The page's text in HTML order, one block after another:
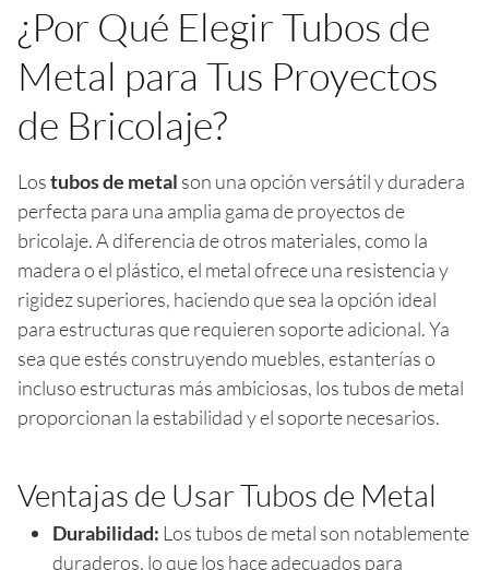
¿Por Qué Elegir Tubos de
Metal para Tus Proyectos
de Bricolaje?
Lostubos de metal son una opción versátil y duradera
perfecta para una amplia gama de proyectos de
bricolaje. A diferencia de otros materiales, como la
madera o el plástico, el metal ofrece una resistencia y
rigidez superiores, haciendo que sea la opción ideal
para estructuras que requieren soporte adicional. Ya
sea que estés construyendo muebles, estanterías o
incluso estructuras más ambiciosas, los tubos de metal
proporcionan la estabilidad y el soporte necesarios.
Ventajas de Usar Tubos de Metal
Durabilidad: Los tubos de metal son notablemente
duraderos, lo que los hace adecuados para